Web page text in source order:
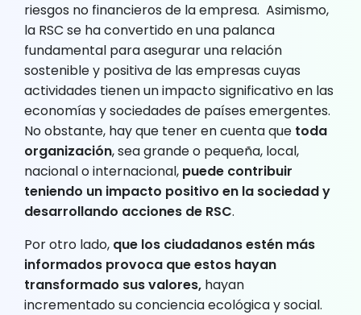
riesgos no financieros de la empresa. Asimismo,
la RSC se ha convertido en una palanca
fundamental para asegurar una relación
sostenible y positiva de las empresas cuyas
actividades tienen un impacto significativo en las
economías y sociedades de países emergentes.
No obstante, hay que tener en cuenta que toda
organización, sea grande o pequeña, local,
nacional o internacional, puede contribuir
teniendo un impacto positivo en la sociedad y
desarrollando acciones de RSC.
Por otro lado, que los ciudadanos estén más
informados provoca que estos hayan
transformado sus valores, hayan
incrementado su conciencia ecológica y social.